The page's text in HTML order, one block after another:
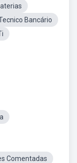
Bancário
Comentadas